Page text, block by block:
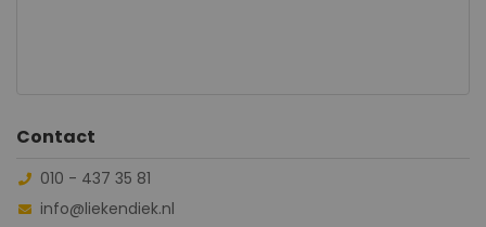
Contact
010 - 437 35 81
info@liekendiek.nl